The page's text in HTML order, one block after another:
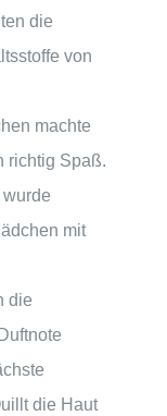
die
von
machte
richtig Spaß.
mit
die
die Haut